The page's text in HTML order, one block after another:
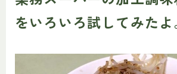
をいろいろ試してみたよ